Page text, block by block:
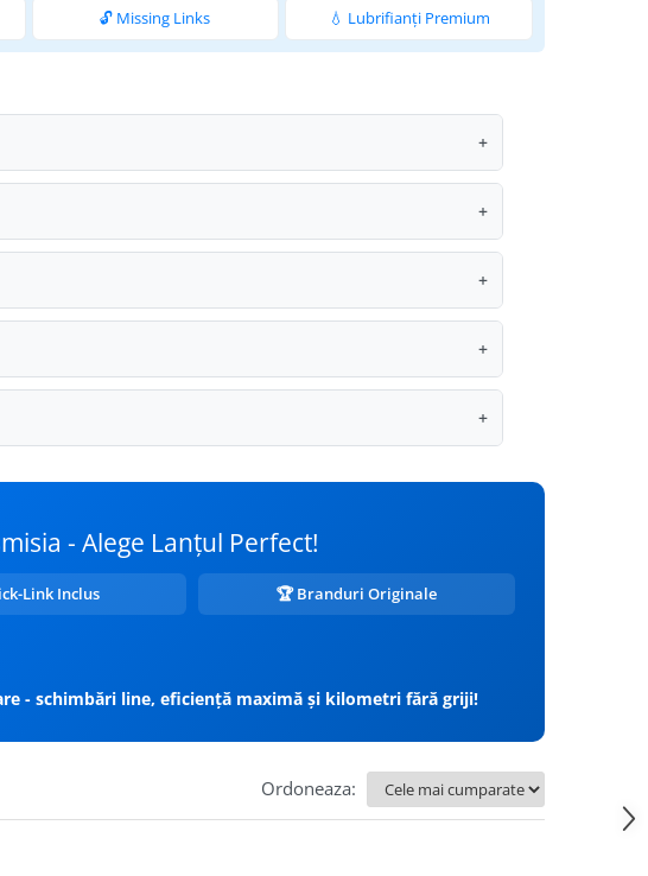
🔓 Missing Links 💧 Lubrifianți Premium
+
+
+
+
+
- Alege Lanțul Perfect!
Link Inclus 🏆 Branduri Originale
- schimbări line, eficiență maximă și kilometri fără griji!
Ordoneaza: